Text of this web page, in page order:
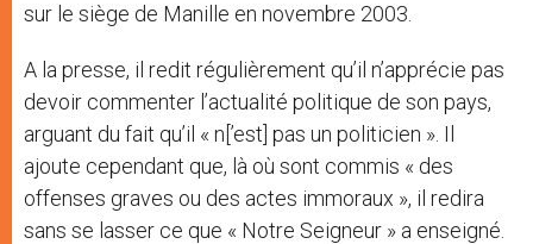
sur le siège de Manille en novembre 2003.
A la presse, il redit régulièrement qu’il n’apprécie pas
devoir commenter l’actualité politique de son pays,
arguant du fait qu’il « n[’est] pas un politicien ». Il
ajoute cependant que, là où sont commis « des
offenses graves ou des actes immoraux », il redira
sans se lasser ce que « Notre Seigneur » a enseigné.